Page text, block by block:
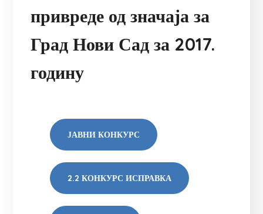
привреде од значаја за
Град Нови Сад за 2017.
годину
ЈАВНИ КОНКУРС
2.2 КОНКУРС ИСПРАВКА